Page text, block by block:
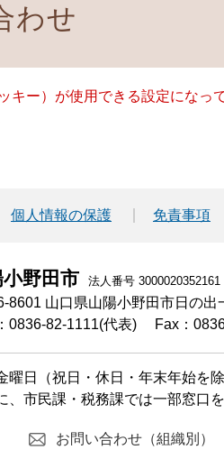
わせ
キー）が使用できる設定にな
個人情報の保護 免責事項
小野田市 法人番号 3000020352161
8601 山口県山陽小野田市日の出
0836-82-1111(代表)
Fax：
曜日（祝日・休日・年末年始を
市民課・税務課では一部窓口
お問い合わせ（組織別）